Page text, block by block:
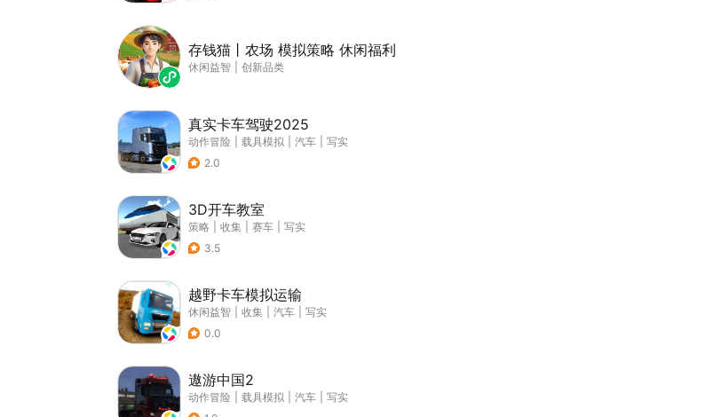
存钱猫丨农场 模拟策略 休闲福利
休闲益智 创新品类
真实卡车驾驶2025
动作冒险 载具模拟 汽车
写实
2.0
3D开车教室
策略 收集 赛车
写实
3.5
越野卡车模拟运输
休闲益智 收集 汽车
写实
0.0
遨游中国2
动作冒险 载具模拟 汽车
写实